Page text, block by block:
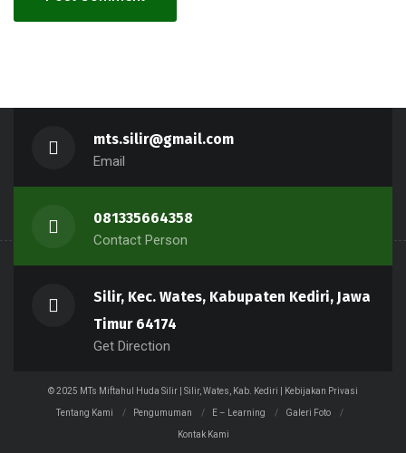
mts.silir@gmail.com
Email
081335664358
Contact Person
Silir, Kec. Wates, Kabupaten Kediri, Jawa
Timur 64174
Get Direction
© 2025 MTs Miftahul Huda Silir | Silir, Wates, Kab. Kediri | Kebijakan Privasi
Tentang Kami Pengumuman E – Learning Galeri Foto
Kontak Kami